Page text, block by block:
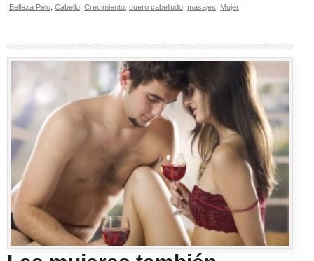
Belleza Pelo Cabello Crecimiento cuero cabelludo masajes Mujer